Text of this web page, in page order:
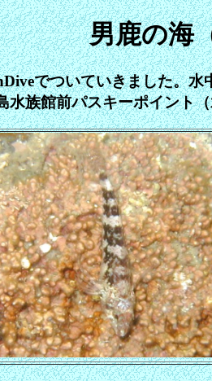
男鹿の海
でついていきました。
族館前パスキーポイント